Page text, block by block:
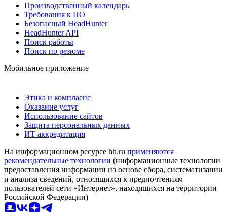
Производственный календарь
Требования к ПО
Безопасный HeadHunter
HeadHunter API
Поиск работы
Поиск по резюме
Мобильное приложение
Этика и комплаенс
Оказание услуг
Использование сайтов
Защита персональных данных
ИТ аккредитация
На информационном ресурсе hh.ru применяются
рекомендательные технологии (информационные технологии
предоставления информации на основе сбора, систематизации
и анализа сведений, относящихся к предпочтениям
пользователей сети «Интернет», находящихся на территории
Российской Федерации)